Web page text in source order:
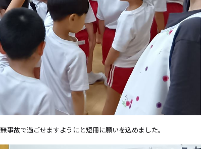
故で過ごせますようにと短冊に願いを込めました。